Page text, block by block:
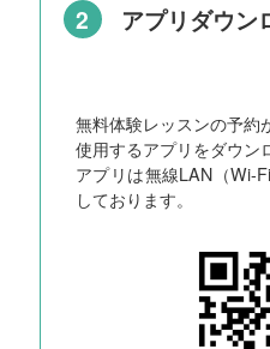
2 アプリダウン
無料体験レッスンの予約
使用するアプリをダウン
アプリは無線LAN（Wi-
しております。